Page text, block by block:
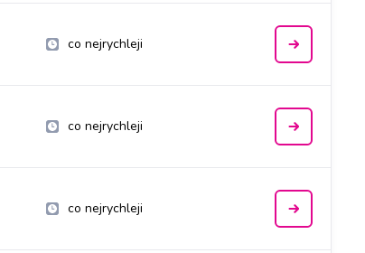
co nejrychleji
co nejrychleji
co nejrychleji